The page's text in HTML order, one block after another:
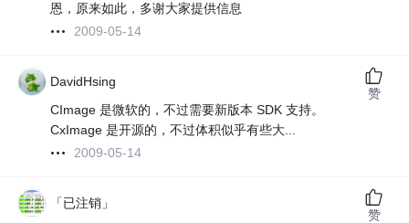
恩，原来如此，多谢大家提供信息
2009-05-14
DavidHsing
CImage 是微软的，不过需要新版本 SDK 支持。
CxImage 是开源的，不过体积似乎有些大...
2009-05-14
赞
「已注销」
赞